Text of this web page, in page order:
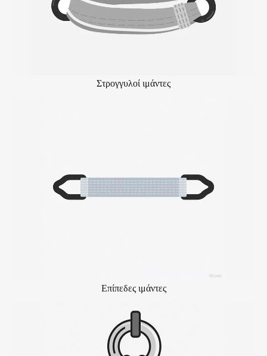
Στρογγυλοί ιμάντες
Επίπεδες ιμάντες